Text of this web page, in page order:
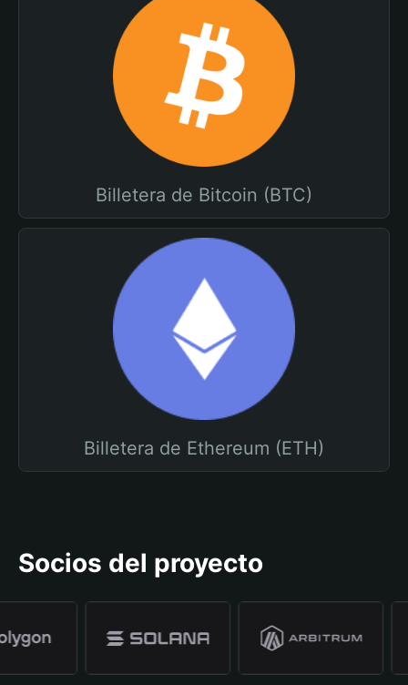
Billetera de Bitcoin (BTC)
Billetera de Ethereum (ETH)
Socios del proyecto